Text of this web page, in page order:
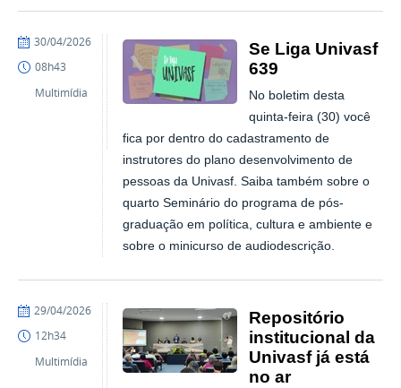
Se Liga Univasf
639
No boletim desta
quinta-feira (30) você
fica por dentro do cadastramento de
instrutores do plano desenvolvimento de
pessoas da Univasf. Saiba também sobre o
quarto Seminário do programa de pós-
graduação em política, cultura e ambiente e
sobre o minicurso de audiodescrição.
publicado
30/04/2026
08h43
Multimídia
Repositório
institucional da
Univasf já está
no ar
publicado
29/04/2026
12h34
Multimídia